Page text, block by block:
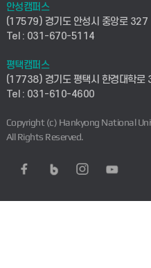
안성캠퍼스
(17579) 경기도 안성시 중앙로 327
Tel : 031-670-5114
평택캠퍼스
(17738) 경기도 평택시 한경대학로
Tel : 031-610-4600
Copyright (c) Hankyong National
All Rights Reserved.